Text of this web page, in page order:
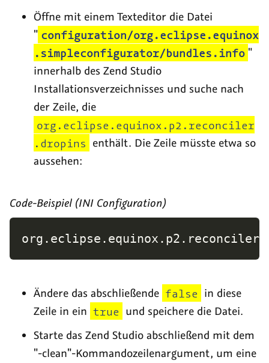
Öffne mit einem Texteditor die Datei
" configuration/org.eclipse.equinox
.simpleconfigurator/bundles.info "
innerhalb des Zend Studio
Installationsverzeichnisses und suche nach
der Zeile, die
org.eclipse.equinox.p2.reconciler
.dropins enthält. Die Zeile müsste etwa so
aussehen:
Code-Beispiel (INI Configuration)
Ändere das abschließende false in diese
Zeile in ein true und speichere die Datei.
Starte das Zend Studio abschließend mit dem
"-clean"-Kommandozeilenargument, um eine